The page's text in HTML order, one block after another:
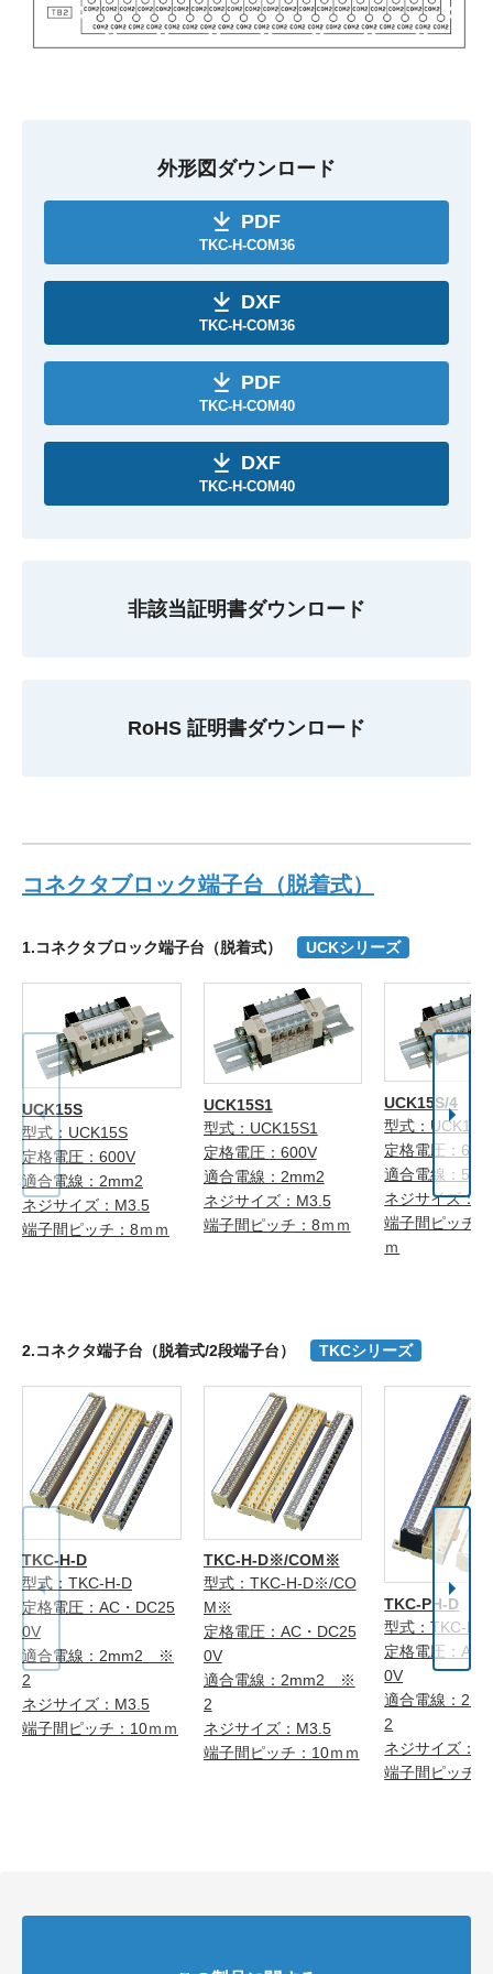
外形図ダウンロード
PDF
TKC-H-COM36
DXF
TKC-H-COM36
PDF
TKC-H-COM40
DXF
TKC-H-COM40
非該当証明書ダウンロード
RoHS 証明書ダウンロード
コネクタブロック端子台（脱着式）
1.コネクタブロック端子台（脱着式） UCKシリーズ
UCK15S
型式：UCK15S
定格電圧：600V
適合電線：2mm2
ネジサイズ：M3.5
端子間ピッチ：8ｍｍ
UCK15S1
型式：UCK15S1
定格電圧：600V
適合電線：2mm2
ネジサイズ：M3.5
端子間ピッチ：8ｍｍ
UCK15S/4
型式：
定格電圧：
適合電線：
ネジサイズ：
端子間ピッチ
ｍ
2.コネクタ端子台（脱着式/2段端子台） TKCシリーズ
TKC-H-D
型式：TKC-H-D
定格電圧：AC・DC25
0V
適合電線：2mm2 ※
2
ネジサイズ：M3.5
端子間ピッチ：10ｍｍ
TKC-H-D※/COM※
型式：TKC-H-D※/CO
M※
定格電圧：AC・DC25
0V
適合電線：2mm2 ※
2
ネジサイズ：M3.5
端子間ピッチ：10ｍｍ
TKC-PH-D
型式：TKC-
定格電圧：AC
0V
適合電線：
2
ネジサイズ：
端子間ピッチ